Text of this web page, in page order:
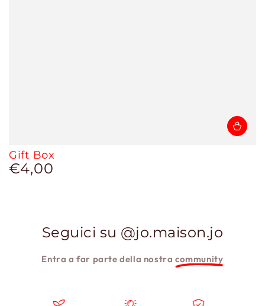
Gift Box
Prezzo
regolare
€4,00
Seguici su @jo.maison.jo
Entra a far parte della nostracommunity